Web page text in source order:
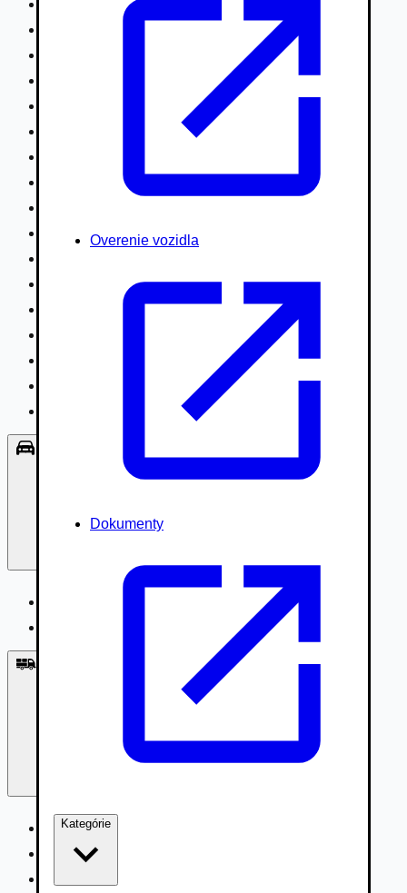
Overenie vozidla
Dokumenty
Kategórie
Nákladné vozidlá nad 7,5t
Vodné/Snežné skútre, štvorkolky
Poľnohospodárske vozidlá / stroje
Hydraulické ruky autožeriavy
Špeciály/nosiče kontajnerov
Návesy/prívesy nadstavby
Lode/člny, lietadlá/vznášadlá
Príslušenstvo, Oblečenie
Nákladné vozidlá 3,5 - 7,5t
Nákladné vozidlá nad 7,5t